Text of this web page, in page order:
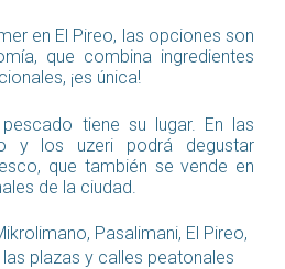
en El Pireo, las opciones son
que combina ingredientes
¡es única!
tiene su lugar. En las
y los uzeri podrá degustar
que también se vende en
de la ciudad.
Pasalimani, El Pireo,
las plazas y calles peatonales